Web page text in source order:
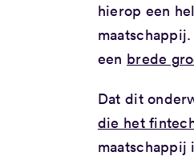
hierop een
een brede
Dat dit
die het
maatschappij